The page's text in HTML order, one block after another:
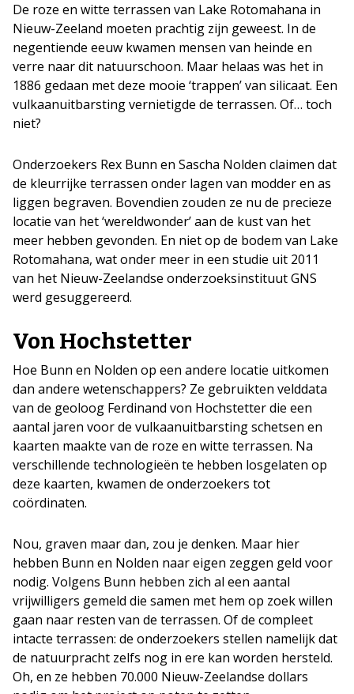
De roze en witte terrassen van Lake Rotomahana in
Nieuw-Zeeland moeten prachtig zijn geweest. In de
negentiende eeuw kwamen mensen van heinde en
verre naar dit natuurschoon. Maar helaas was het in
1886 gedaan met deze mooie ‘trappen’ van silicaat. Een
vulkaanuitbarsting vernietigde de terrassen. Of… toch
niet?
Onderzoekers Rex Bunn en Sascha Nolden claimen dat
de kleurrijke terrassen onder lagen van modder en as
liggen begraven. Bovendien zouden ze nu de precieze
locatie van het ‘wereldwonder’ aan de kust van het
meer hebben gevonden. En niet op de bodem van Lake
Rotomahana, wat onder meer in een studie uit 2011
van het Nieuw-Zeelandse onderzoeksinstituut GNS
werd gesuggereerd.
Von Hochstetter
Hoe Bunn en Nolden op een andere locatie uitkomen
dan andere wetenschappers? Ze gebruikten velddata
van de geoloog Ferdinand von Hochstetter die een
aantal jaren voor de vulkaanuitbarsting schetsen en
kaarten maakte van de roze en witte terrassen. Na
verschillende technologieën te hebben losgelaten op
deze kaarten, kwamen de onderzoekers tot
coördinaten.
Nou, graven maar dan, zou je denken. Maar hier
hebben Bunn en Nolden naar eigen zeggen geld voor
nodig. Volgens Bunn hebben zich al een aantal
vrijwilligers gemeld die samen met hem op zoek willen
gaan naar resten van de terrassen. Of de compleet
intacte terrassen: de onderzoekers stellen namelijk dat
de natuurpracht zelfs nog in ere kan worden hersteld.
Oh, en ze hebben 70.000 Nieuw-Zeelandse dollars